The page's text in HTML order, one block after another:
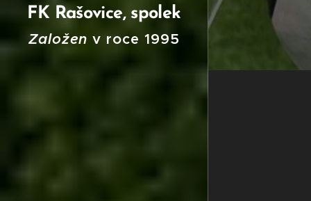
FK Rašovice, spolek
Založen v roce 1995